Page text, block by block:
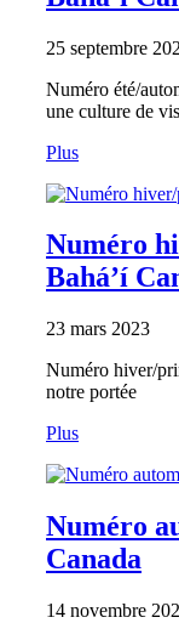
25 septembre
Numéro été/
une culture de
Plus
Numéro
Bahá’í
23 mars 2023
Numéro hiver/
notre portée
Plus
Numéro
Canada
14 novembre